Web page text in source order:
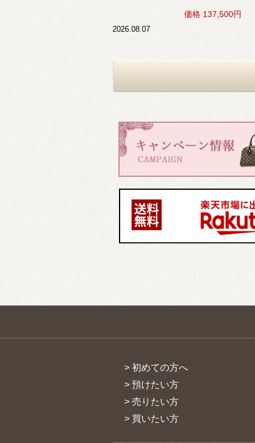
ラティス(格子)モチーフ ファッシ
ョンリング
価格 137,500円
2026.08.07
> 初めての方へ
> 預けたい方
> 売りたい方
> 買いたい方